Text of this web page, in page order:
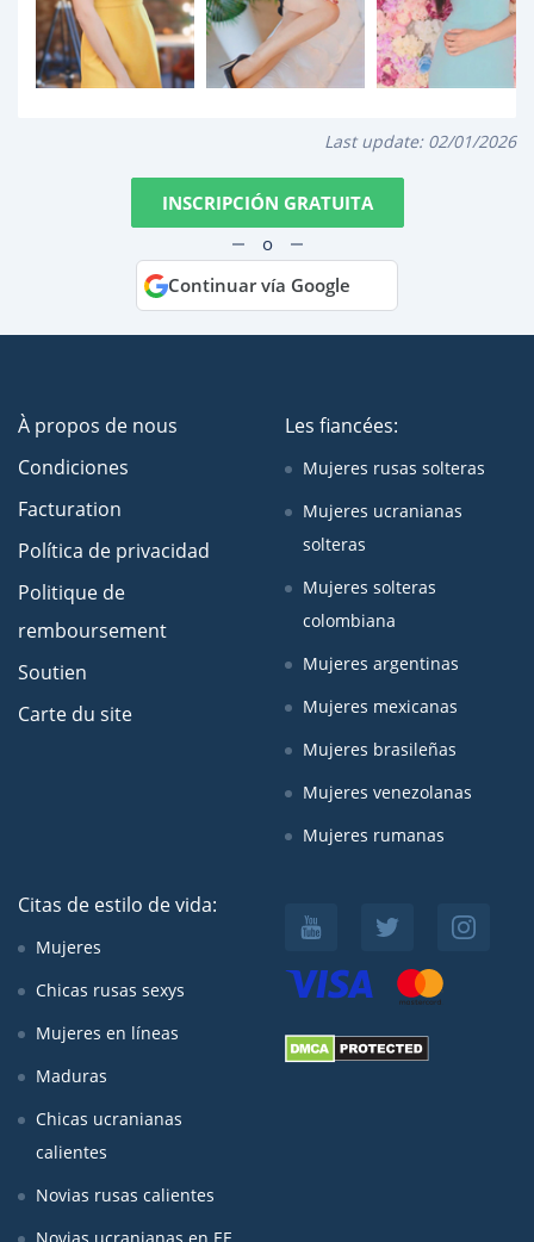
Last update: 02/01/2026
INSCRIPCIÓN GRATUITA
o
Continuar vía Google
À propos de nous
Condiciones
Facturation
Política de privacidad
Politique de
remboursement
Soutien
Carte du site
Les fiancées:
Mujeres rusas solteras
Mujeres ucranianas
solteras
Mujeres solteras
colombiana
Mujeres argentinas
Mujeres mexicanas
Mujeres brasileñas
Mujeres venezolanas
Mujeres rumanas
Citas de estilo de vida:
Mujeres
Chicas rusas sexys
Mujeres en líneas
Maduras
Chicas ucranianas
calientes
Novias rusas calientes